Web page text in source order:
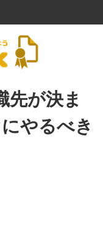
先が決ま
やるべき